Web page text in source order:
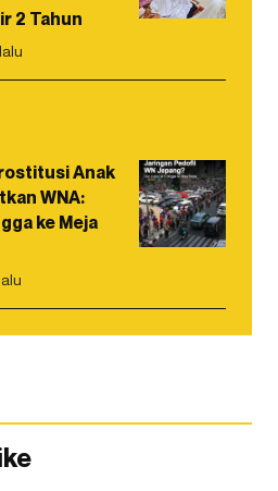
2 Tahun
Anak
WNA:
ke Meja